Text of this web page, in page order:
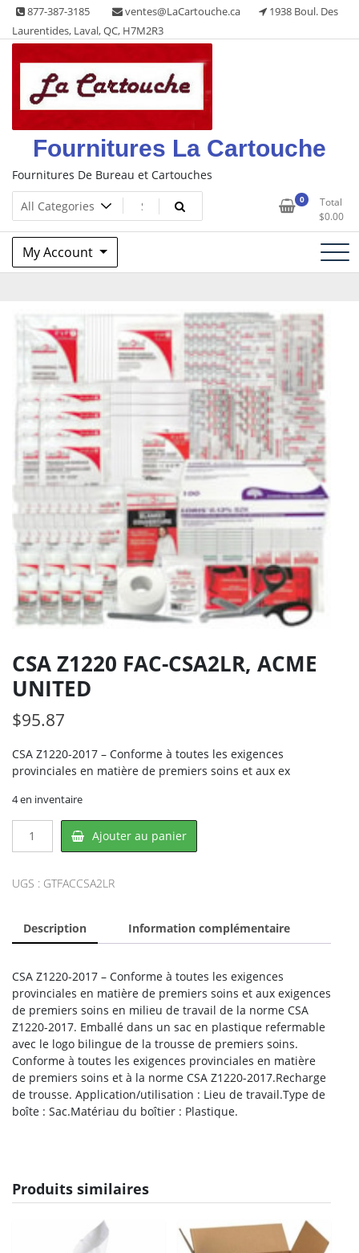
Skip
content
877-387-3185 ventes@LaCartouche.ca
1938 Boul. Des
Laurentides, Laval, QC, H7M2R3
Fournitures La Cartouche
Fournitures De Bureau et Cartouches
0
Total
$0.00
My Account
CSA Z1220 FAC-CSA2LR, ACME
UNITED
$95.87
CSA Z1220-2017 – Conforme à toutes les exigences
provinciales en matière de premiers soins et aux ex
4 en inventaire
Z1220
ACME
UNITED
Ajouter au panier
UGS : GTFACCSA2LR
Description Information complémentaire
CSA Z1220-2017 – Conforme à toutes les exigences
provinciales en matière de premiers soins et aux exigences
de premiers soins en milieu de travail de la norme CSA
Z1220-2017. Emballé dans un sac en plastique refermable
avec le logo bilingue de la trousse de premiers soins.
Conforme à toutes les exigences provinciales en matière
de premiers soins et à la norme CSA Z1220-2017.Recharge
de trousse. Application/utilisation : Lieu de travail.Type de
boîte : Sac.Matériau du boîtier : Plastique.
Produits similaires